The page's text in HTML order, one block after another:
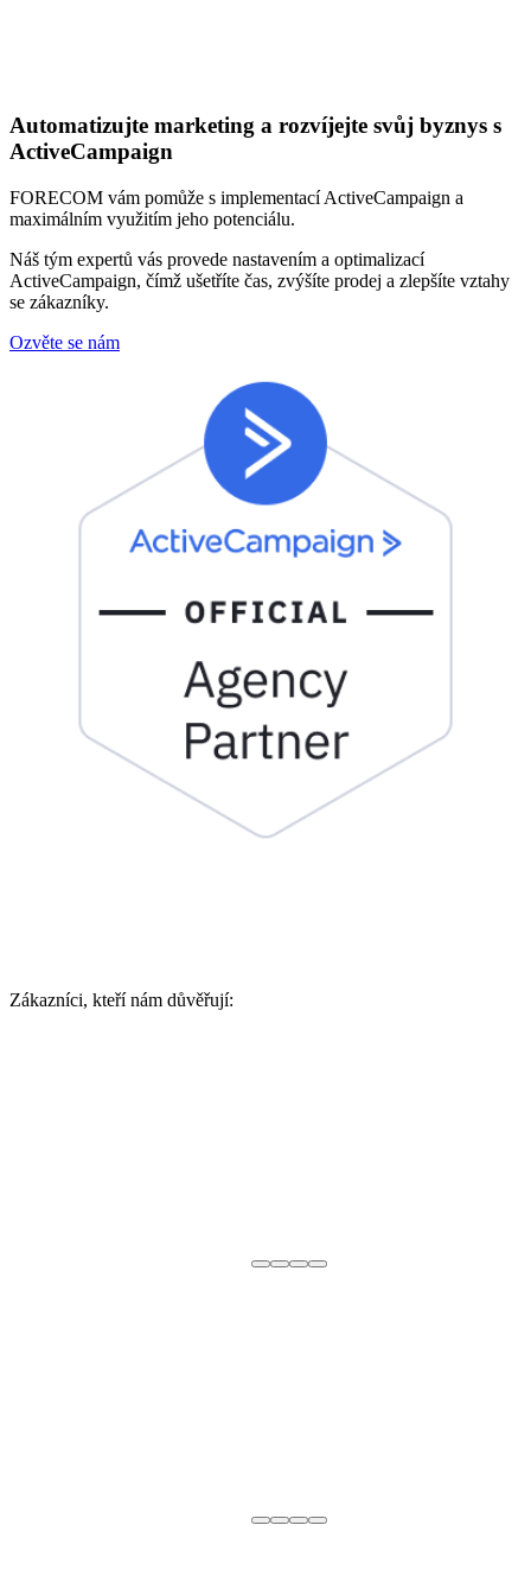
Automatizujte marketing a rozvíjejte svůj byznys s
ActiveCampaign
FORECOM vám pomůže s implementací ActiveCampaign a
maximálním využitím jeho potenciálu.
Náš tým expertů vás provede nastavením a optimalizací
ActiveCampaign, čímž ušetříte čas, zvýšíte prodej a zlepšíte vztahy
se zákazníky.
Ozvěte se nám
Zákazníci, kteří nám důvěřují: